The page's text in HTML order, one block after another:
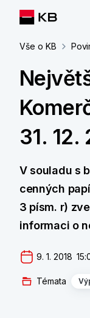
Vše o KB
31. 12.
V souladu s
cenných
3 písm. r)
informaci o
9. 1. 2018
Témata